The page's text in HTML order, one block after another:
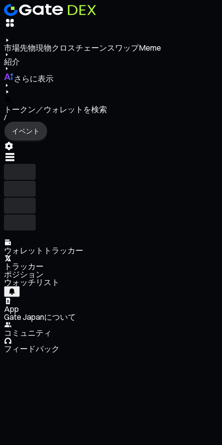
市場先物現物クロスチェーンスワップMeme
紹介
さらに表示
トークン／ウォレットを検索
/
イベント
ウォレットトラッカー
トラッカー
ポジション
ウォッチリスト
App
Gate Japanについて
コミュニティ
フィードバック